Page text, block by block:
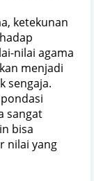
ketekunan
nilai agama
menjadi
sengaja.
sangat
bisa
nilai yang